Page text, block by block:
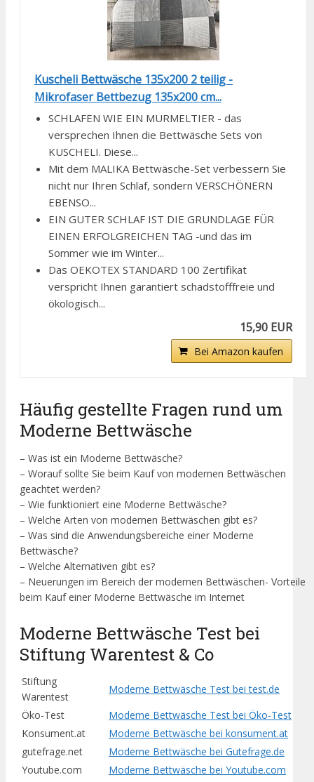
Kuscheli Bettwäsche 135x200 2 teilig -
Mikrofaser Bettbezug 135x200 cm...
SCHLAFEN WIE EIN MURMELTIER - das
versprechen Ihnen die Bettwäsche Sets von
KUSCHELI. Diese...
Mit dem MALIKA Bettwäsche-Set verbessern Sie
nicht nur Ihren Schlaf, sondern VERSCHÖNERN
EBENSO...
EIN GUTER SCHLAF IST DIE GRUNDLAGE FÜR
EINEN ERFOLGREICHEN TAG -und das im
Sommer wie im Winter...
Das OEKOTEX STANDARD 100 Zertifikat
verspricht Ihnen garantiert schadstofffreie und
ökologisch...
15,90 EUR
Bei Amazon kaufen
Häufig gestellte Fragen rund um
Moderne Bettwäsche
– Was ist ein Moderne Bettwäsche?
– Worauf sollte Sie beim Kauf von modernen Bettwäschen
geachtet werden?
– Wie funktioniert eine Moderne Bettwäsche?
– Welche Arten von modernen Bettwäschen gibt es?
– Was sind die Anwendungsbereiche einer Moderne
Bettwäsche?
– Welche Alternativen gibt es?
– Neuerungen im Bereich der modernen Bettwäschen- Vorteile
beim Kauf einer Moderne Bettwäsche im Internet
Moderne Bettwäsche Test bei
Stiftung Warentest & Co
Stiftung
Warentest
Moderne Bettwäsche Test bei test.de
Öko-Test
Moderne Bettwäsche Test bei Öko-Test
Konsument.at
Moderne Bettwäsche bei konsument.at
gutefrage.net
Moderne Bettwäsche bei Gutefrage.de
Youtube.com
Moderne Bettwäsche bei Youtube.com